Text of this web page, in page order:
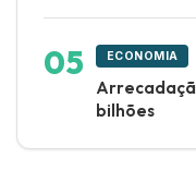
ECONOMIA
bilhões